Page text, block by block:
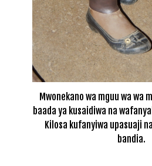
Mwonekano wa mguu wa wa
baada ya kusaidiwa na
Kilosa kufanyiwa upasuaji
bandia.